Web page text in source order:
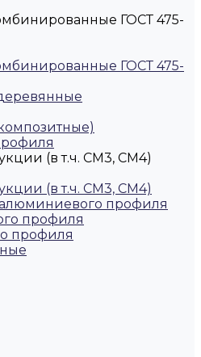
ГОСТ 475-
ГОСТ 475-
(в т.ч. СМ3, СМ4)
(в т.ч. СМ3, СМ4)
профиля
профиля
профиля